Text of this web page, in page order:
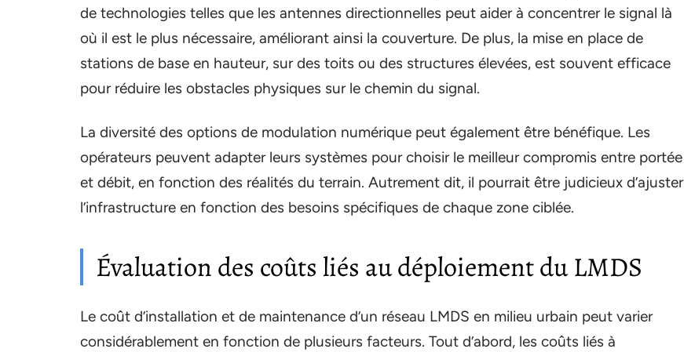
de technologies telles que les antennes directionnelles peut aider à concentrer le signal là
où il est le plus nécessaire, améliorant ainsi la couverture. De plus, la mise en place de
stations de base en hauteur, sur des toits ou des structures élevées, est souvent efficace
pour réduire les obstacles physiques sur le chemin du signal.
La diversité des options de modulation numérique peut également être bénéfique. Les
opérateurs peuvent adapter leurs systèmes pour choisir le meilleur compromis entre portée
et débit, en fonction des réalités du terrain. Autrement dit, il pourrait être judicieux d’ajuster
l’infrastructure en fonction des besoins spécifiques de chaque zone ciblée.
Évaluation des coûts liés au déploiement du LMDS
Le coût d’installation et de maintenance d’un réseau LMDS en milieu urbain peut varier
considérablement en fonction de plusieurs facteurs. Tout d’abord, les coûts liés à